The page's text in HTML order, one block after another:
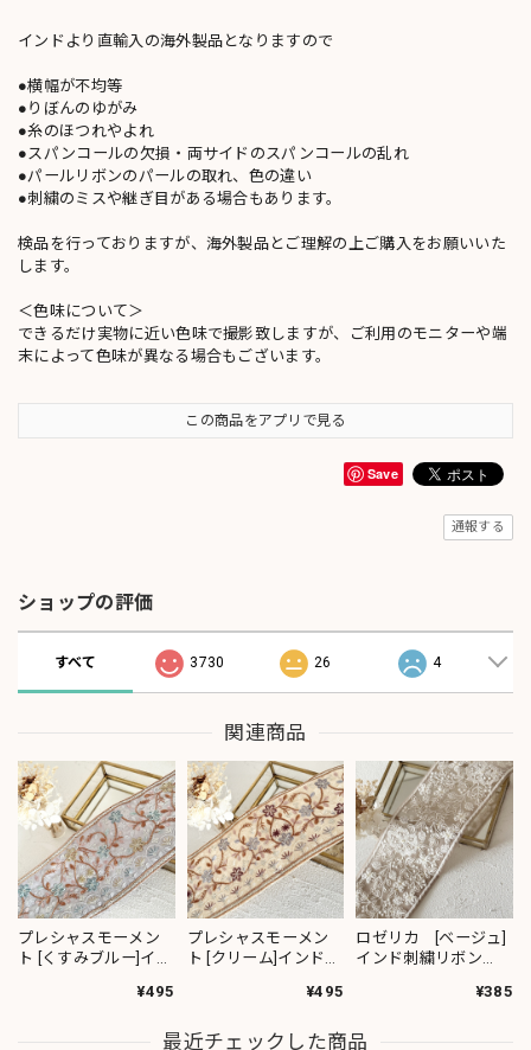
インドより直輸入の海外製品となりますので
●横幅が不均等
●りぼんのゆがみ
●糸のほつれやよれ
●スパンコールの欠損・両サイドのスパンコールの乱れ
●パールリボンのパールの取れ、色の違い
●刺繍のミスや継ぎ目がある場合もあります。
検品を行っておりますが、海外製品とご理解の上ご購入をお願いいた
します。
＜色味について＞
できるだけ実物に近い色味で撮影致しますが、ご利用のモニターや端
末によって色味が異なる場合もございます。
この商品をアプリで見る
Save
通報する
ショップの評価
すべて 3730 26 4
関連商品
プレシャスモーメン
ト [くすみブルー]イン
¥495
プレシャスモーメン
ト [クリーム]インド刺
¥495
ロゼリカ [ベージュ]
インド刺繍リボン
¥385
最近チェックした商品